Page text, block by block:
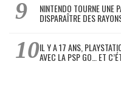
NINTENDO TOURNE UNE
DISPARAÎTRE DES
IL Y A 17 ANS,
AVEC LA PSP GO… ET